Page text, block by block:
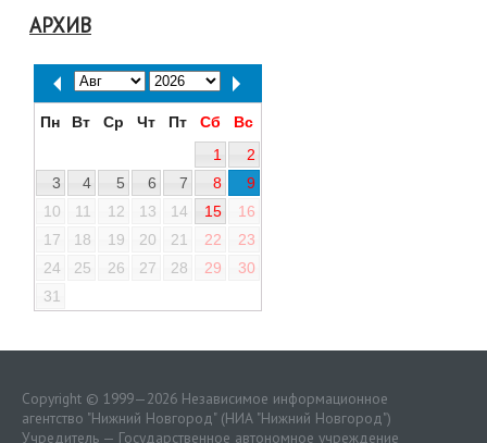
АРХИВ
Пн Вт Ср Чт Пт Сб
Вс
1
2
3
4 5 6 7 8
9
10
11 12 13 14 15
16
17
18 19 20 21 22
23
24
25 26 27 28 29
30
31
Copyright © 1999—2026 Независимое информационное
агентство "Нижний Новгород" (НИА "Нижний Новгород")
Учредитель — Государственное автономное учреждение